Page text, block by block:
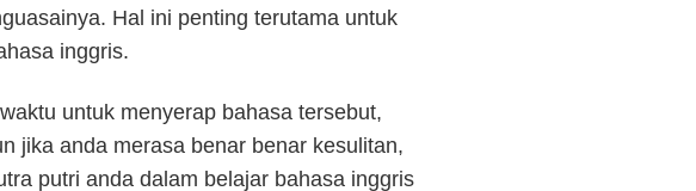
Hal ini penting terutama untuk
inggris.
untuk menyerap bahasa tersebut,
jika anda merasa benar benar kesulitan,
putri anda dalam belajar bahasa inggris